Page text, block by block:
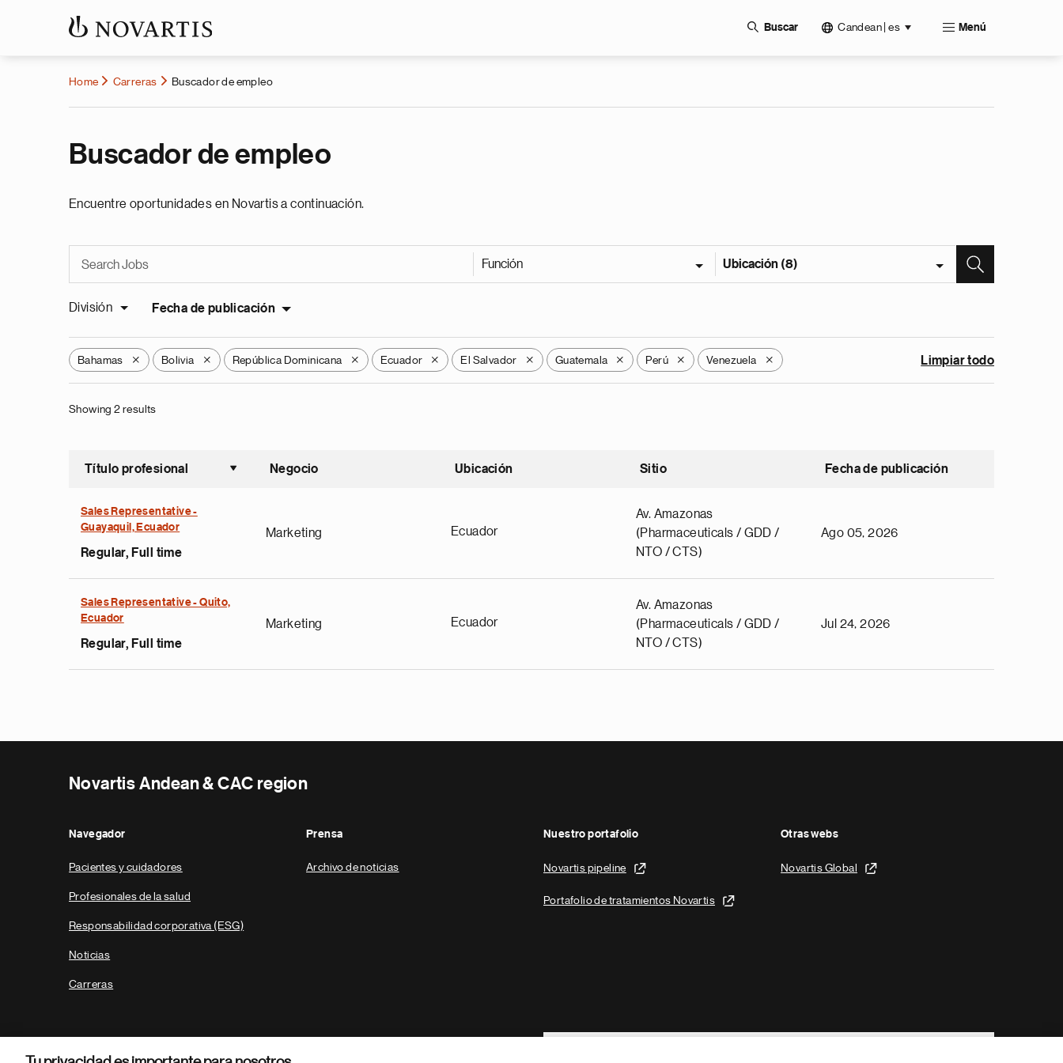
Buscar Candean | es Menú
Home Carreras Buscador de empleo
Buscador de empleo
Encuentre oportunidades en Novartis a continuación.
Función Ubicación (8)
División Fecha de publicación
Bahamas X Bolivia X República Dominicana X Ecuador X El Salvador X Guatemala X Perú X Venezuela X Limpiar todo
Showing 2 results
Título profesional
Ordenar ascendente
Negocio Ubicación Sitio Fecha de publicación
Sales Representative -
Guayaquil, Ecuador
Regular, Full time
Marketing Ecuador
Av. Amazonas
(Pharmaceuticals / GDD /
NTO / CTS)
Ago 05, 2026
Sales Representative - Quito,
Ecuador
Regular, Full time
Marketing Ecuador
Av. Amazonas
(Pharmaceuticals / GDD /
NTO / CTS)
Jul 24, 2026
Novartis Andean & CAC region
Navegador
Pacientes y cuidadores
Profesionales de la salud
Responsabilidad corporativa (ESG)
Noticias
Carreras
Prensa
Archivo de noticias
Nuestro portafolio
Novartis pipeline
Portafolio de tratamientos Novartis
Otras webs
Novartis Global
Footer Site Search